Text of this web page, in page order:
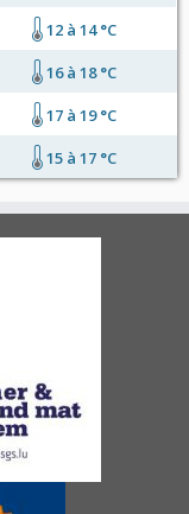
12 à 14 °C
16 à 18 °C
17 à 19 °C
15 à 17 °C